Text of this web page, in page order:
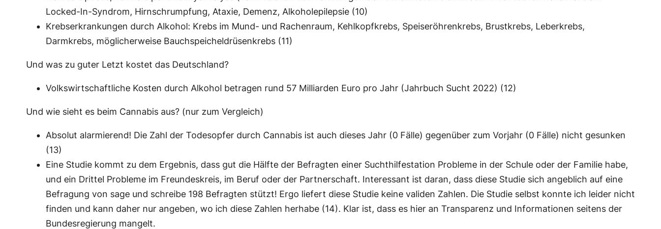
Locked-In-Syndrom, Hirnschrumpfung, Ataxie, Demenz, Alkoholepilepsie (10)
Krebserkrankungen durch Alkohol: Krebs im Mund- und Rachenraum, Kehlkopfkrebs, Speiseröhrenkrebs, Brustkrebs, Leberkrebs,
Darmkrebs, möglicherweise Bauchspeicheldrüsenkrebs (11)
Und was zu guter Letzt kostet das Deutschland?
Volkswirtschaftliche Kosten durch Alkohol betragen rund 57 Milliarden Euro pro Jahr (Jahrbuch Sucht 2022) (12)
Und wie sieht es beim Cannabis aus? (nur zum Vergleich)
Absolut alarmierend! Die Zahl der Todesopfer durch Cannabis ist auch dieses Jahr (0 Fälle) gegenüber zum Vorjahr (0 Fälle) nicht gesunken
(13)
Eine Studie kommt zu dem Ergebnis, dass gut die Hälfte der Befragten einer Suchthilfestation Probleme in der Schule oder der Familie habe,
und ein Drittel Probleme im Freundeskreis, im Beruf oder der Partnerschaft. Interessant ist daran, dass diese Studie sich angeblich auf eine
Befragung von sage und schreibe 198 Befragten stützt! Ergo liefert diese Studie keine validen Zahlen. Die Studie selbst konnte ich leider nicht
finden und kann daher nur angeben, wo ich diese Zahlen herhabe (14). Klar ist, dass es hier an Transparenz und Informationen seitens der
Bundesregierung mangelt.